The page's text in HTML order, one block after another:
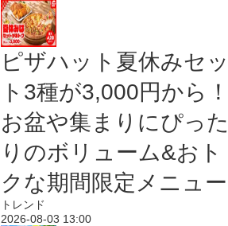
ピザハット夏休みセッ
ト3種が3,000円から！
お盆や集まりにぴった
りのボリューム&おト
クな期間限定メニュー
トレンド
2026-08-03 13:00